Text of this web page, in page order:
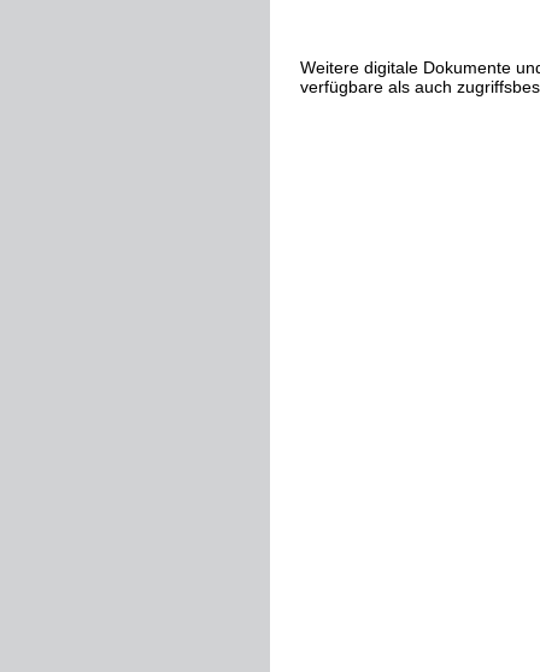
Weitere digitale Dokumente
verfügbare als auch